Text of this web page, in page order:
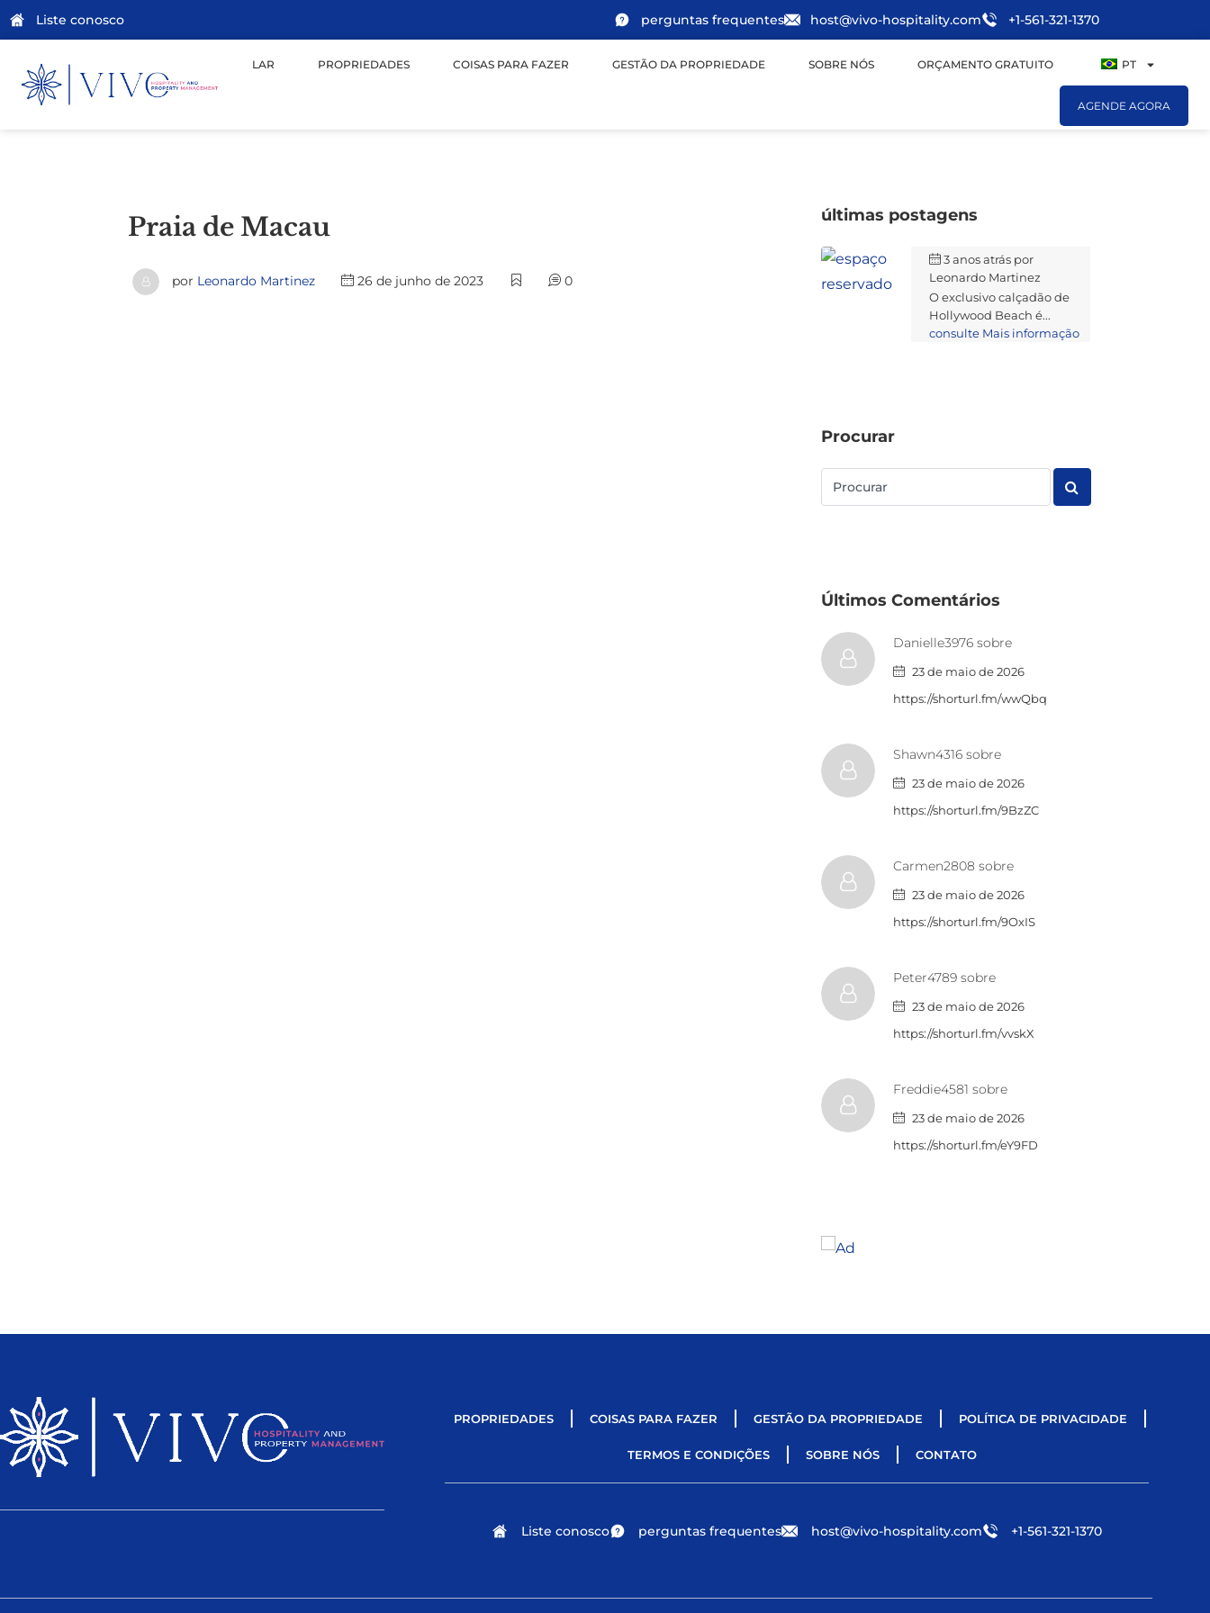
Liste conosco perguntas frequentes host@vivo-hospitality.com +1-561-321-1370
LAR PROPRIEDADES COISAS PARA FAZER GESTÃO DA PROPRIEDADE SOBRE NÓS ORÇAMENTO GRATUITO PT
AGENDE AGORA
Praia de Macau
por Leonardo Martinez 26 de junho de 2023 0
últimas postagens
3 anos atrás por
Leonardo Martinez
O exclusivo calçadão de
Hollywood Beach é...
consulte Mais informação
Procurar
Últimos Comentários
Danielle3976 sobre
23 de maio de 2026
https://shorturl.fm/wwQbq
Shawn4316 sobre
23 de maio de 2026
https://shorturl.fm/9BzZC
Carmen2808 sobre
23 de maio de 2026
https://shorturl.fm/9OxIS
Peter4789 sobre
23 de maio de 2026
https://shorturl.fm/vvskX
Freddie4581 sobre
23 de maio de 2026
https://shorturl.fm/eY9FD
PROPRIEDADES COISAS PARA FAZER GESTÃO DA PROPRIEDADE POLÍTICA DE PRIVACIDADE
TERMOS E CONDIÇÕES SOBRE NÓS CONTATO
Liste conosco perguntas frequentes host@vivo-hospitality.com +1-561-321-1370